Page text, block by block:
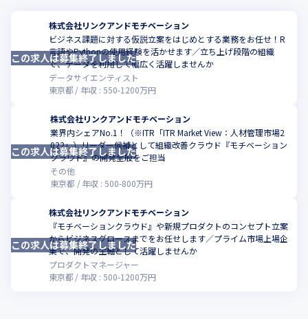
株式会社リンクアンドモチベーション
ビジネス課題に対する仮説立案をはじめとする業務をお任せ！R
言語やPythonの使用経験を活かせます／立ち上げ段階の組織
で、データを利用して幅広く活躍しませんか
データサイエンティスト
東京都
年収 : 550-1200万円
この求人は募集終了しました
株式会社リンクアンドモチベーション
業界内シェアNo.1！（※ITR「ITR Market View：人材管理市場2
022」）リーダー候補として組織改善クラウド『モチベーション
クラウド』の開発全般をご担当
その他
東京都
年収 :500-800万円
この求人は募集終了しました
株式会社リンクアンドモチベーション
『モチベーションクラウド』や新規プロダクトのコンセプト立案
からビジネスグロースまでをお任せします／プライム市場上場企
業で、開発の主軸として活躍しませんか
プロダクトマネージャー
東京都
年収 : 500-1200万円
この求人は募集終了しました